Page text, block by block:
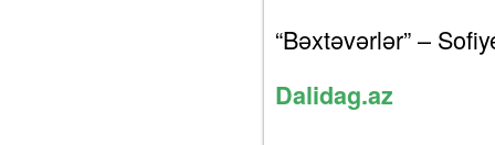
“Bəxtəvərlər” –
Dalidag.az